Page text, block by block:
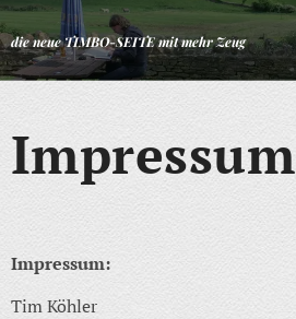
die neue TIMBO-SEITE mit mehr Zeug
Impressum
Impressum:
Tim Köhler